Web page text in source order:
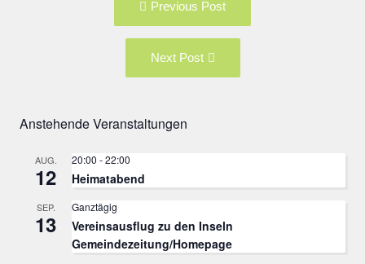
Previous Post
post:
Next Post
Post:
Anstehende Veranstaltungen
AUG.
12
20:00 -22:00
Heimatabend
SEP.
13
Ganztägig
Vereinsausflug zu den Inseln
Gemeindezeitung/Homepage